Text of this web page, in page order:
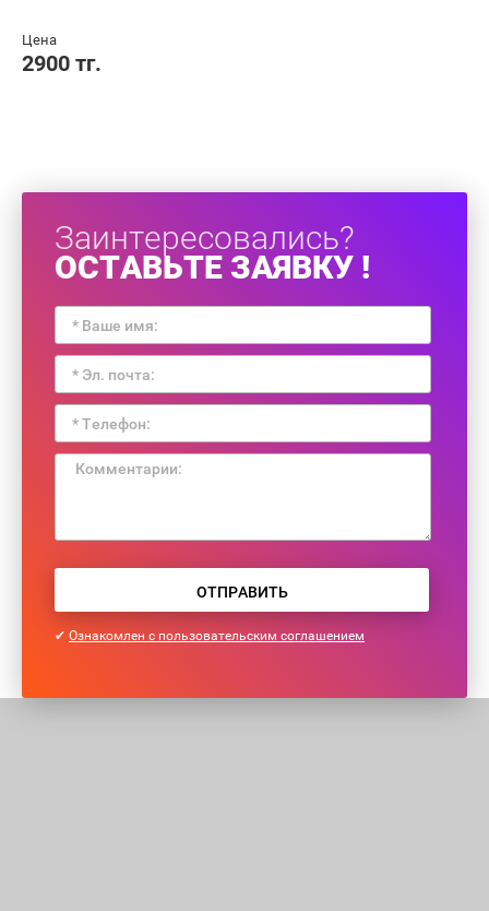
Цена
2900 тг.
Заинтересовались?
ОСТАВЬТЕ ЗАЯВКУ !
ОТПРАВИТЬ
✔ Ознакомлен с пользовательским соглашением